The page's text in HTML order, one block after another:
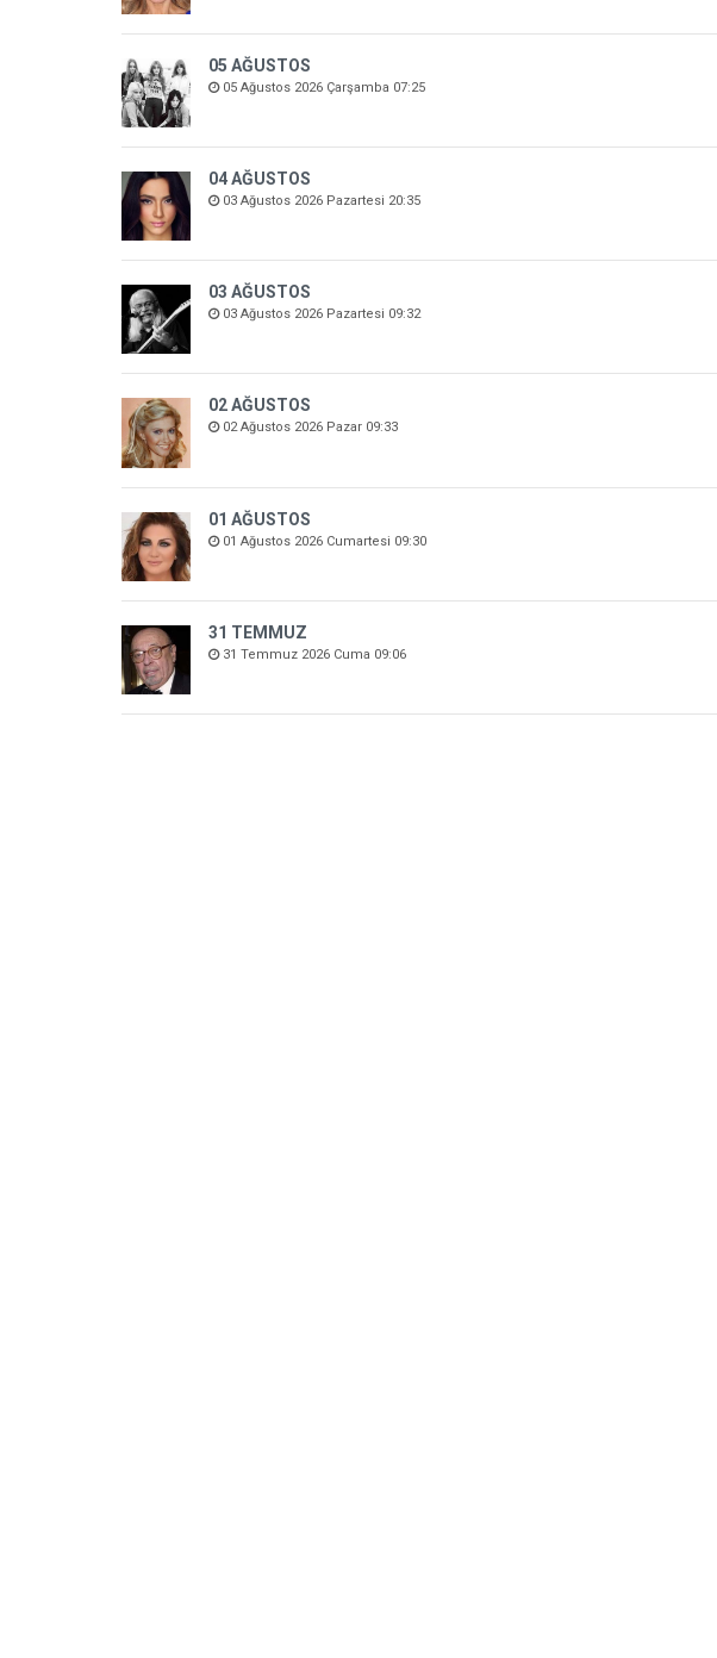
05 AĞUSTOS
05 Ağustos 2026 Çarşamba 07:25
04 AĞUSTOS
03 Ağustos 2026 Pazartesi 20:35
03 AĞUSTOS
03 Ağustos 2026 Pazartesi 09:32
02 AĞUSTOS
02 Ağustos 2026 Pazar 09:33
01 AĞUSTOS
01 Ağustos 2026 Cumartesi 09:30
31 TEMMUZ
31 Temmuz 2026 Cuma 09:06